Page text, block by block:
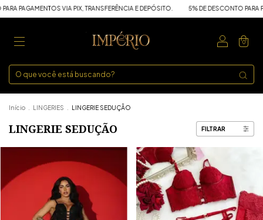
PAGAMENTOS VIA PIX, TRANSFERÊNCIA E DEPÓSITO. 5% DE DESCONTO PARA
0
Início LINGERIES LINGERIE SEDUÇÃO
LINGERIE SEDUÇÃO FILTRAR